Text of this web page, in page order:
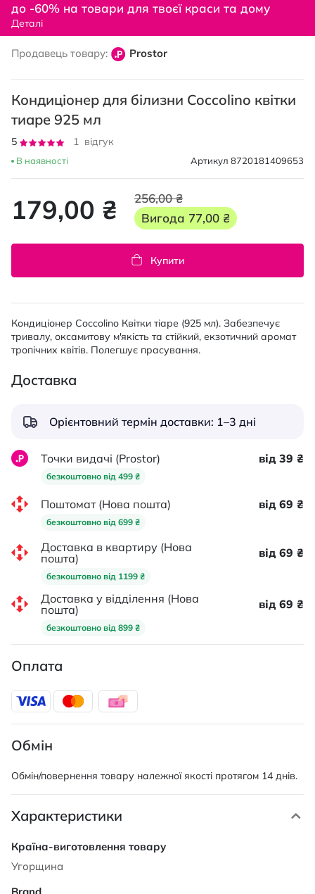
початку
галереї
до -60% на товари для твоєї краси та дому
Деталі
Продавець товару: Prostor
Кондиціонер для білизни Coccolino квітки
тиаре 925 мл
Рейтинг:
5
1 відгук
В наявності Артикул 8720181409653
179,00 ₴
256,00 ₴
Вигода 77,00 ₴
Купити
Кондиціонер Coccolino Квітки тіаре (925 мл). Забезпечує
тривалу, оксамитову м'якість та стійкий, екзотичний аромат
тропічних квітів. Полегшує прасування.
Доставка
Орієнтовний термін доставки: 1–3 дні
Точки видачі (Prostor)
безкоштовно від 499 ₴
від 39 ₴
Поштомат (Нова пошта)
безкоштовно від 699 ₴
від 69 ₴
Доставка в квартиру (Нова
пошта)
безкоштовно від 1199 ₴
від 69 ₴
Доставка у відділення (Нова
пошта)
безкоштовно від 899 ₴
від 69 ₴
Оплата
Обмін
Обмін/повернення товару належної якості протягом 14 днів.
Характеристики
Характеристики
Угорщина